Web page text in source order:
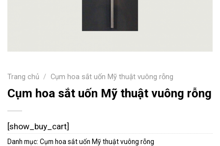
Trang chủ / Cụm hoa sắt uốn Mỹ thuật vuông rỗng
Cụm hoa sắt uốn Mỹ thuật vuông rỗng
[show_buy_cart]
Danh mục: Cụm hoa sắt uốn Mỹ thuật vuông rỗng